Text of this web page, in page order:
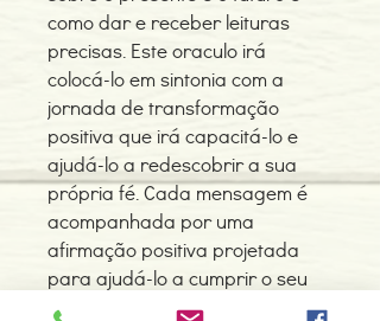
como dar e receber leituras
precisas. Este oraculo irá
colocá-lo em sintonia com a
jornada de transformação
positiva que irá capacitá-lo e
ajudá-lo a redescobrir a sua
própria fé. Cada mensagem é
acompanhada por uma
afirmação positiva projetada
para ajudá-lo a cumprir o seu
maior potencial.